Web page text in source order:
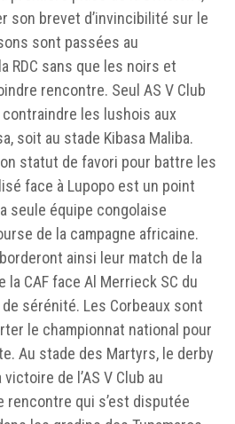
son brevet d’invincibilité sur le
sont passées au
RDC sans que les noirs et
rencontre. Seul AS V Club
les lushois aux
soit au stade Kibasa Maliba.
statut de favori pour battre les
face à Lupopo est un point
seule équipe congolaise
de la campagne africaine.
ainsi leur match de la
la CAF face Al Merrieck SC du
sérénité. Les Corbeaux sont
le championnat national pour
Au stade des Martyrs, le derby
de l’AS V Club au
rencontre qui s’est disputée